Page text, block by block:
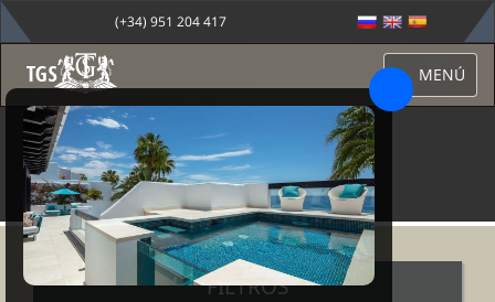
(+34) 951 204 417
MENÚ
PROPIEDADES
FILTROS